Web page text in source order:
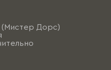
(Мистер Дорс)